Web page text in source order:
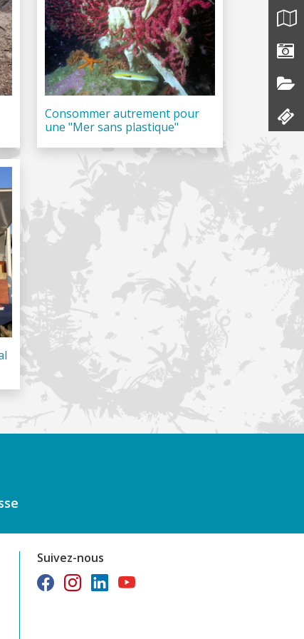
Consommer autrement pour
une "Mer sans plastique"
Suivez-nous